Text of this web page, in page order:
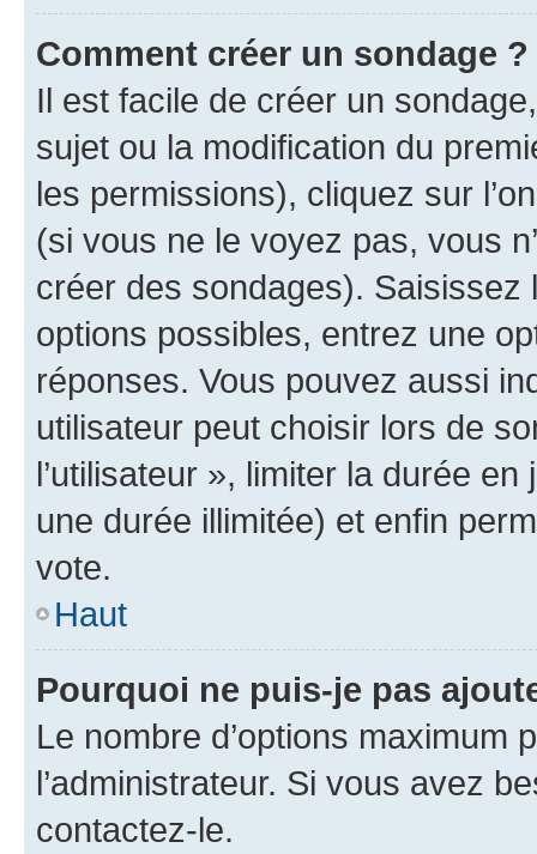
Comment créer un sondage ?
Il est facile de créer un
sujet ou la modification du
les permissions), cliquez sur
(si vous ne le voyez pas, vous
créer des sondages).
options possibles, entrez une
réponses. Vous pouvez aussi
utilisateur peut choisir lors de
l’utilisateur », limiter la durée
une durée illimitée) et enfin
vote.
Haut
Pourquoi ne puis-je pas
Le nombre d’options maximum
l’administrateur. Si vous avez
contactez-le.